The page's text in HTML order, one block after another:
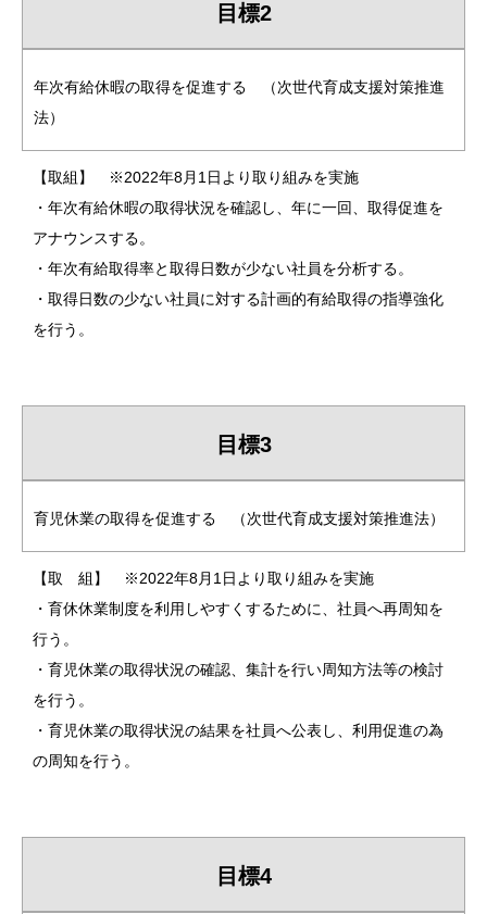
目標2
年次有給休暇の取得を促進する （次世代育成支援対策推進
法）
【取組】 ※2022年8月1日より取り組みを実施
・年次有給休暇の取得状況を確認し、年に一回、取得促進を
アナウンスする。
・年次有給取得率と取得日数が少ない社員を分析する。
・取得日数の少ない社員に対する計画的有給取得の指導強化
を行う。
目標3
育児休業の取得を促進する （次世代育成支援対策推進法）
【取 組】 ※2022年8月1日より取り組みを実施
・育休休業制度を利用しやすくするために、社員へ再周知を
行う。
・育児休業の取得状況の確認、集計を行い周知方法等の検討
を行う。
・育児休業の取得状況の結果を社員へ公表し、利用促進の為
の周知を行う。
目標4